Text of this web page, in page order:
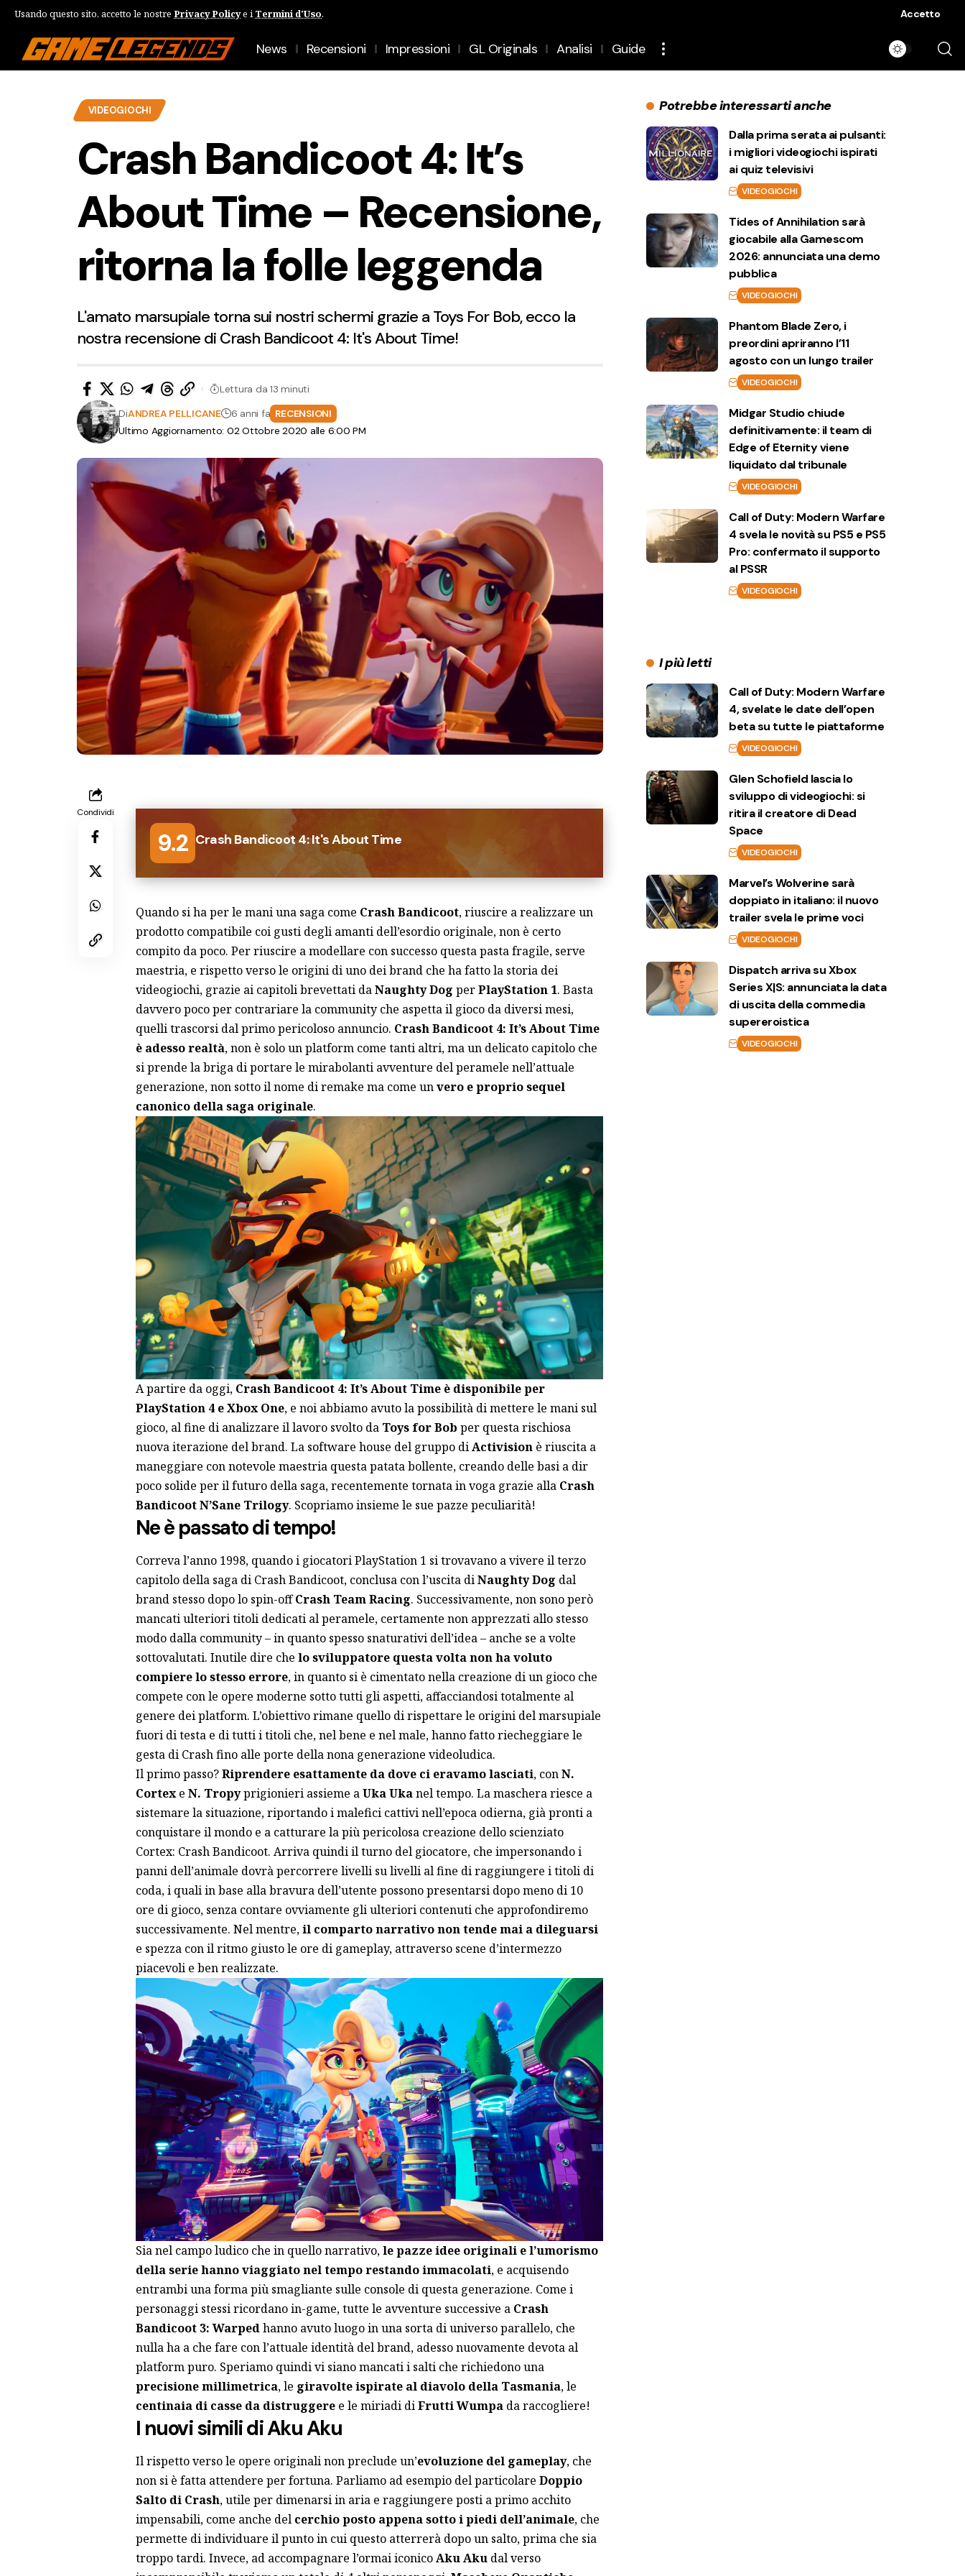
Usando questo sito, accetto le nostre Privacy Policye i Termini d'Uso. Accetto
News Recensioni Impressioni GL Originals Analisi Guide
VIDEOGIOCHI
Crash Bandicoot 4: It’s
About Time – Recensione,
ritorna la folle leggenda
L'amato marsupiale torna sui nostri schermi grazie a Toys For Bob, ecco la
nostra recensione di Crash Bandicoot 4: It's About Time!
Ultimo Aggiornamento: 02 Ottobre 2020 alle 6:00 PM
DiANDREA PELLICANE 6 anni fa RECENSIONI
Lettura da 13 minuti
Condividi
9.2 Crash Bandicoot 4: It's About Time
Quando si ha per le mani una saga come CrashBandicoot, riuscire a realizzare un
prodotto compatibile coi gusti degli amanti dell’esordio originale, non è certo
compito da poco. Per riuscire a modellare con successo questa pasta fragile, serve
maestria, e rispetto verso le origini di uno dei brand che ha fatto la storia dei
videogiochi, grazie ai capitoli brevettati daNaughty Dog perPlayStation 1. Basta
davvero poco per contrariare la community che aspetta il gioco da diversi mesi,
quelli trascorsi dal primo pericoloso annuncio. Crash Bandicoot 4: It’s About Time
è adesso realtà, non è solo un platform come tanti altri, ma un delicato capitolo che
si prende la briga di portare le mirabolanti avventure del peramele nell’attuale
generazione, non sotto il nome di remake ma come unvero e proprio sequel
canonico della saga originale.
A partire da oggi, Crash Bandicoot 4: It’s About Time è disponibile per
PlayStation 4 e Xbox One, e noi abbiamo avuto la possibilità di mettere le mani sul
gioco, al fine di analizzare il lavoro svolto da Toys for Bob per questa rischiosa
nuova iterazione del brand. La software house del gruppo diActivisionè riuscita a
maneggiare con notevole maestria questa patata bollente, creando delle basi a dir
poco solide per il futuro della saga, recentemente tornata in voga grazie allaCrash
Bandicoot N’Sane Trilogy. Scopriamo insieme le sue pazze peculiarità!
Ne è passato di tempo!
Correva l’anno 1998, quando i giocatori PlayStation 1 si trovavano a vivere il terzo
capitolo della saga di Crash Bandicoot, conclusa con l’uscita diNaughty Dog dal
brand stesso dopo lo spin-offCrash Team Racing. Successivamente, non sono però
mancati ulteriori titoli dedicati al peramele, certamente non apprezzati allo stesso
modo dalla community – in quanto spesso snaturativi dell’idea – anche se a volte
sottovalutati. Inutile dire che lo sviluppatore questa volta non ha voluto
compiere lo stesso errore, in quanto si è cimentato nella creazione di un gioco che
compete con le opere moderne sotto tutti gli aspetti, affacciandosi totalmente al
genere dei platform. L’obiettivo rimane quello di rispettare le origini del marsupiale
fuori di testa e di tutti i titoli che, nel bene e nel male, hanno fatto riecheggiare le
gesta di Crash fino alle porte della nona generazione videoludica.
Il primo passo?Riprendere esattamente da dove ci eravamo lasciati, conN.
Cortexe N. Tropyprigionieri assieme aUka Ukanel tempo. La maschera riesce a
sistemare la situazione, riportando i malefici cattivi nell’epoca odierna, già pronti a
conquistare il mondo e a catturare la più pericolosa creazione dello scienziato
Cortex: Crash Bandicoot. Arriva quindi il turno del giocatore, che impersonando i
panni dell’animale dovrà percorrere livelli su livelli al fine di raggiungere i titoli di
coda, i quali in base alla bravura dell’utente possono presentarsi dopo meno di 10
ore di gioco, senza contare ovviamente gli ulteriori contenuti che approfondiremo
successivamente. Nel mentre,il comparto narrativo non tende mai a dileguarsi
e spezza con il ritmo giusto le ore di gameplay, attraverso scene d’intermezzo
piacevoli e ben realizzate.
Sia nel campo ludico che in quello narrativo,le pazze idee originali e l’umorismo
della serie hanno viaggiato nel tempo restando immacolati, e acquisendo
entrambi una forma più smagliante sulle console di questa generazione. Come i
personaggi stessi ricordano in-game, tutte le avventure successive aCrash
Bandicoot 3: Warpedhanno avuto luogo in una sorta di universo parallelo, che
nulla ha a che fare con l’attuale identità del brand, adesso nuovamente devota al
platform puro. Speriamo quindi vi siano mancati i salti che richiedono una
precisione millimetrica, le giravolte ispirate al diavolo della Tasmania, le
centinaia di casse da distruggeree le miriadi diFrutti Wumpada raccogliere!
I nuovi simili di Aku Aku
Il rispetto verso le opere originali non preclude un’evoluzione del gameplay, che
non si è fatta attendere per fortuna. Parliamo ad esempio del particolare Doppio
Salto di Crash, utile per dimenarsi in aria e raggiungere posti a primo acchito
impensabili, come anche del cerchio posto appena sotto i piedi dell’animale, che
permette di individuare il punto in cui questo atterrerà dopo un salto, prima che sia
troppo tardi. Invece, ad accompagnare l’ormai iconicoAku Akudal verso
Potrebbe interessarti anche
Dalla prima serata ai pulsanti:
i migliori videogiochi ispirati
ai quiz televisivi
VIDEOGIOCHI
Tides of Annihilation sarà
giocabile alla Gamescom
2026: annunciata una demo
pubblica
VIDEOGIOCHI
Phantom Blade Zero, i
preordini apriranno l’11
agosto con un lungo trailer
VIDEOGIOCHI
Midgar Studio chiude
definitivamente: il team di
Edge of Eternity viene
liquidato dal tribunale
VIDEOGIOCHI
Call of Duty: Modern Warfare
4 svela le novità su PS5 e PS5
Pro: confermato il supporto
al PSSR
VIDEOGIOCHI
I più letti
Call of Duty: Modern Warfare
4, svelate le date dell’open
beta su tutte le piattaforme
VIDEOGIOCHI
Glen Schofield lascia lo
sviluppo di videogiochi: si
ritira il creatore di Dead
Space
VIDEOGIOCHI
Marvel’s Wolverine sarà
doppiato in italiano: il nuovo
trailer svela le prime voci
VIDEOGIOCHI
Dispatch arriva su Xbox
Series X|S: annunciata la data
di uscita della commedia
supereroistica
VIDEOGIOCHI